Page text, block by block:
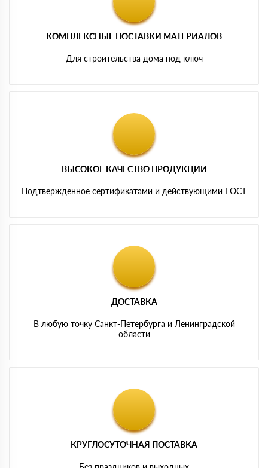
КОМПЛЕКСНЫЕ ПОСТАВКИ МАТЕРИАЛОВ
Для строительства дома под ключ
ВЫСОКОЕ КАЧЕСТВО ПРОДУКЦИИ
Подтвержденное сертификатами и действующими ГОСТ
ДОСТАВКА
В любую точку Санкт-Петербурга и Ленинградской
области
КРУГЛОСУТОЧНАЯ ПОСТАВКА